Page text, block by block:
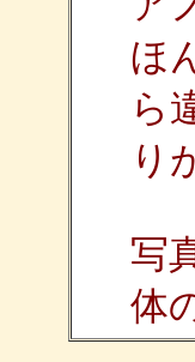
ほ
ら
り
写
体